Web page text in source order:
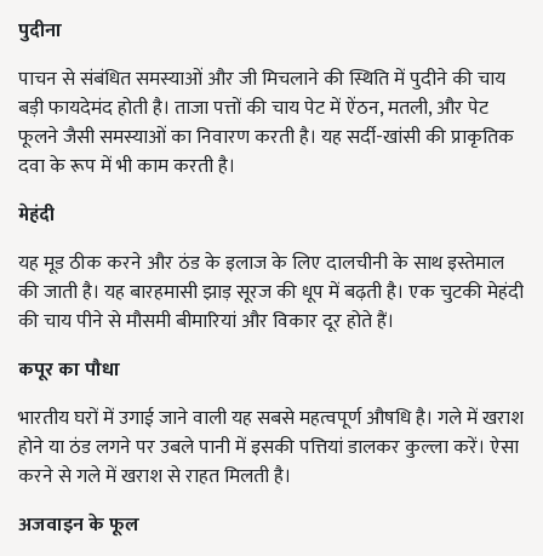
पुदीना
पाचन से संबंधित समस्याओं और जी मिचलाने की स्थिति में पुदीने की चाय
बड़ी फायदेमंद होती है। ताजा पत्तों की चाय पेट में ऐंठन, मतली, और पेट
फूलने जैसी समस्याओं का निवारण करती है। यह सर्दी-खांसी की प्राकृतिक
दवा के रूप में भी काम करती है।
मेहंदी
यह मूड ठीक करने और ठंड के इलाज के लिए दालचीनी के साथ इस्तेमाल
की जाती है। यह बारहमासी झाड़ सूरज की धूप में बढ़ती है। एक चुटकी मेहंदी
की चाय पीने से मौसमी बीमारियां और विकार दूर होते हैं।
कपूर का पौधा
भारतीय घरों में उगाई जाने वाली यह सबसे महत्वपूर्ण औषधि है। गले में खराश
होने या ठंड लगने पर उबले पानी में इसकी पत्तियां डालकर कुल्ला करें। ऐसा
करने से गले में खराश से राहत मिलती है।
अजवाइन के फूल